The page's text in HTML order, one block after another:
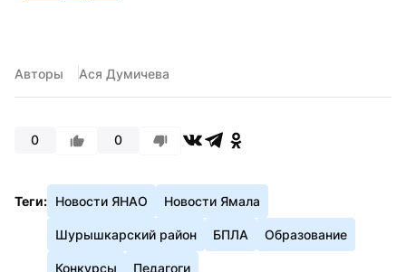
Авторы Ася Думичева
0 0
Теги: Новости ЯНАО Новости Ямала
Шурышкарский район БПЛА Образование
Конкурсы Педагоги